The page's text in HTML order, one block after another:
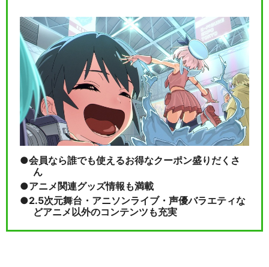
会員なら誰でも使えるお得なクーポン盛りだくさ
ん
アニメ関連グッズ情報も満載
2.5次元舞台・アニソンライブ・声優バラエティな
どアニメ以外のコンテンツも充実